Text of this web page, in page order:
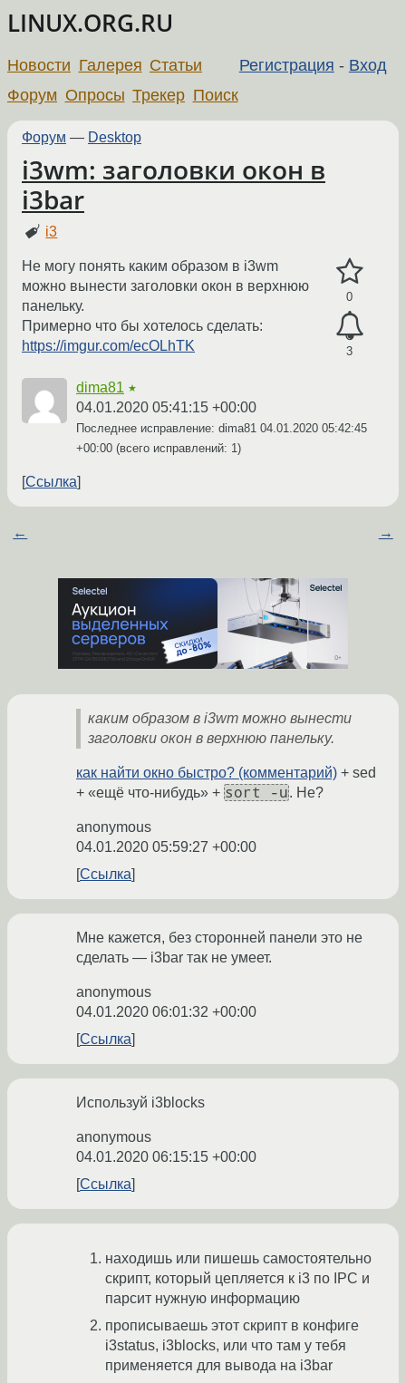
LINUX.ORG.RU
Регистрация - Вход
Новости Галерея Статьи
Форум Опросы Трекер Поиск
Форум — Desktop
i3wm: заголовки окон в
i3bar
i3
0
3
Не могу понять каким образом в i3wm
можно вынести заголовки окон в верхнюю
панельку.
Примерно что бы хотелось сделать:
https://imgur.com/ecOLhTK
dima81 ★
04.01.2020 05:41:15 +00:00
Последнее исправление: dima81 04.01.2020 05:42:45
+00:00 (всего исправлений: 1)
Ссылка
← →
каким образом в i3wm можно вынести
заголовки окон в верхнюю панельку.
как найти окно быстро? (комментарий) + sed
+ «ещё что-нибудь» + sort -u. Не?
anonymous
04.01.2020 05:59:27 +00:00
Ссылка
Мне кажется, без сторонней панели это не
сделать — i3bar так не умеет.
anonymous
04.01.2020 06:01:32 +00:00
Ссылка
Используй i3blocks
anonymous
04.01.2020 06:15:15 +00:00
Ссылка
находишь или пишешь самостоятельно
скрипт, который цепляется к i3 по IPC и
парсит нужную информацию
прописываешь этот скрипт в конфиге
i3status, i3blocks, или что там у тебя
применяется для вывода на i3bar